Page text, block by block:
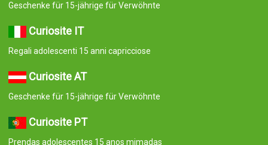
Geschenke für 15-jährige für Verwöhnte
Curiosite IT
Regali adolescenti 15 anni capricciose
Curiosite AT
Geschenke für 15-jährige für Verwöhnte
Curiosite PT
Prendas adolescentes 15 anos mimadas